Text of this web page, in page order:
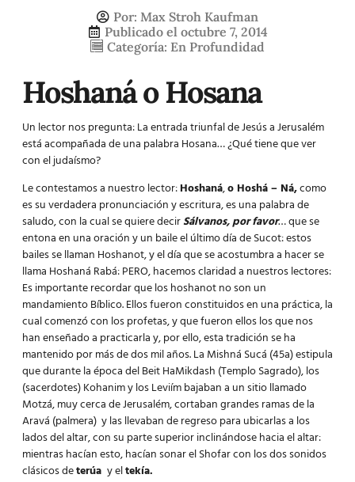
Por: Max Stroh Kaufman
Publicado el octubre 7, 2014
Categoría: En Profundidad
Hoshaná o Hosana
Un lector nos pregunta: La entrada triunfal de Jesús a Jerusalém
está acompañada de una palabra Hosana… ¿Qué tiene que ver
con el judaísmo?
Le contestamos a nuestro lector:Hoshaná,o Hoshá – Ná,como
es su verdadera pronunciación y escritura, es una palabra de
saludo, con la cual se quiere decirSálvanos, por favor… que se
entona en una oración y un baile el último día deSucot: estos
bailes se llaman Hoshanot, y el día que se acostumbra a hacer se
llama Hoshaná Rabá: PERO, hacemos claridad a nuestros lectores:
Es importante recordar que los hoshanot no son un
mandamiento Bíblico. Ellos fueron constituidos en una práctica, la
cual comenzó con los profetas, y que fueron ellos los que nos
han enseñado a practicarla y, por ello, esta tradición se ha
mantenido por más de dos mil años. La Mishná Sucá (45a) estipula
que durante la época del Beit HaMikdash (Templo Sagrado), los
(sacerdotes) Kohanim y los Leviím bajaban a un sitio llamado
Motzá, muy cerca de Jerusalém, cortaban grandes ramas de la
Aravá (palmera) y las llevaban de regreso para ubicarlas a los
lados del altar, con su parte superior inclinándose hacia el altar:
mientras hacían esto, hacían sonar el Shofar con los dos sonidos
clásicos deterúa y eltekía.